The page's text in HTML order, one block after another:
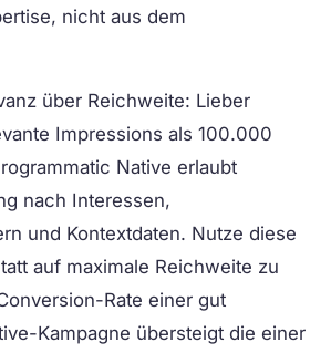
nicht aus dem
über Reichweite: Lieber
Impressions als 100.000
Native erlaubt
nach Interessen,
und Kontextdaten. Nutze diese
auf maximale Reichweite zu
Rate einer gut
Kampagne übersteigt die einer